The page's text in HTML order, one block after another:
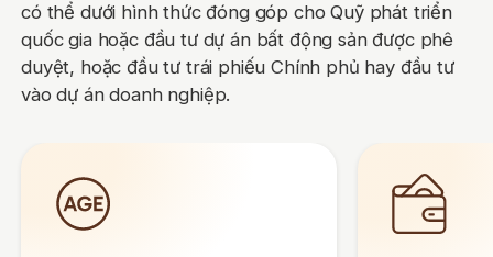
có thể dưới hình thức đóng góp cho Quỹ phát triển
quốc gia hoặc đầu tư dự án bất động sản được phê
duyệt, hoặc đầu tư trái phiếu Chính phủ hay đầu tư
vào dự án doanh nghiệp.